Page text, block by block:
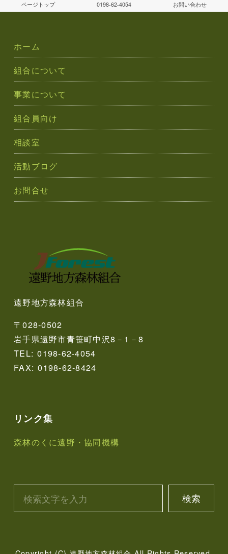
ー
ョ
ン
ページトップ 0198-62-4054 お問い合わせ
ホーム
組合について
事業について
組合員向け
相談室
活動ブログ
お問合せ
遠野地方森林組合
〒028-0502
岩手県遠野市青笹町中沢8－1－8
TEL: 0198-62-4054
FAX: 0198-62-8424
リンク集
森林のくに遠野・協同機構
検索